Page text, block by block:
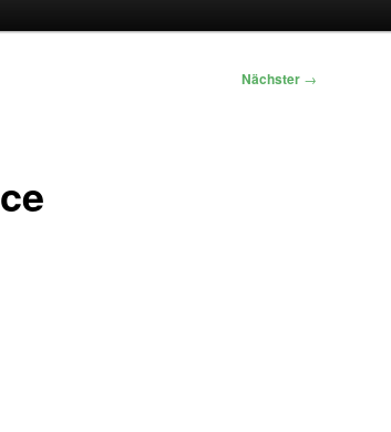
Nächster →